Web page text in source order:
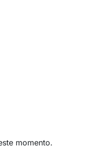
momento.